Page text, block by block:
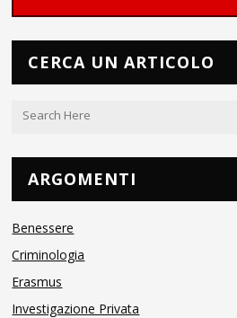
CERCA UN ARTICOLO
ARGOMENTI
Benessere
Criminologia
Erasmus
Investigazione Privata